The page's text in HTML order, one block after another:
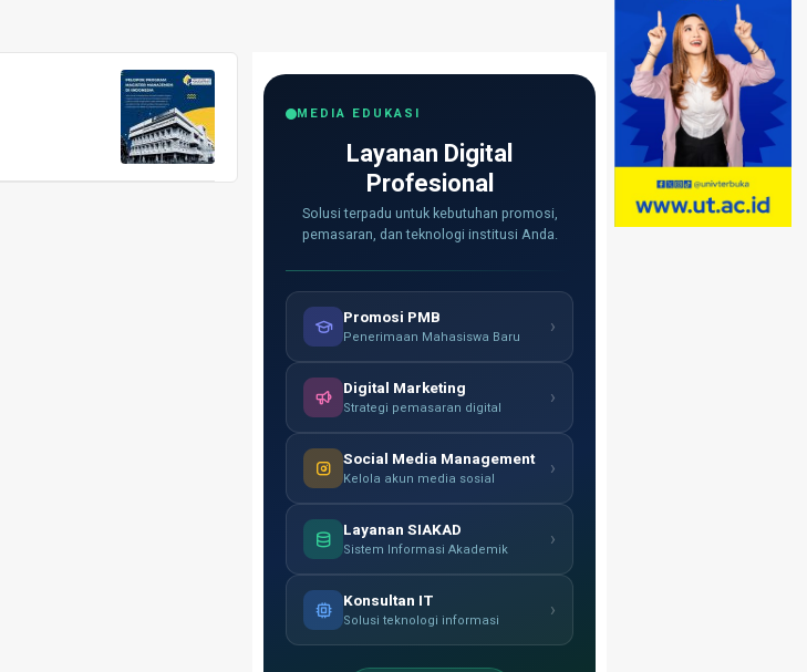
MEDIA EDUKASI
Layanan Digital
Profesional
Solusi terpadu untuk kebutuhan promosi,
pemasaran, dan teknologi institusi Anda.
Promosi PMB
Penerimaan Mahasiswa Baru ›
Digital Marketing
Strategi pemasaran digital ›
Social Media Management
Kelola akun media sosial ›
Layanan SIAKAD
Sistem Informasi Akademik ›
Konsultan IT
Solusi teknologi informasi ›